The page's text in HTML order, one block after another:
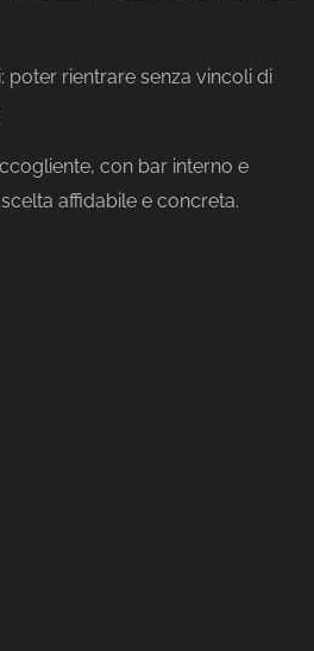
poter rientrare senza vincoli di
con bar interno e
affidabile e concreta.